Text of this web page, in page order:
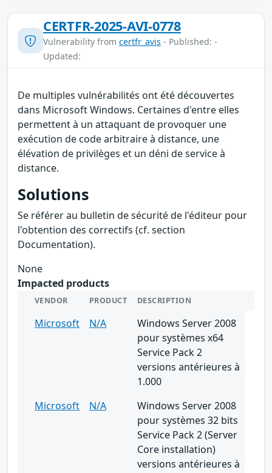
CERTFR-2025-AVI-0778
Vulnerability from certfr_avis - Published: -
Updated:
De multiples vulnérabilités ont été découvertes
dans Microsoft Windows. Certaines d'entre elles
permettent à un attaquant de provoquer une
exécution de code arbitraire à distance, une
élévation de privilèges et un déni de service à
distance.
Solutions
Se référer au bulletin de sécurité de l'éditeur pour
l'obtention des correctifs (cf. section
Documentation).
None
Impacted products
VENDOR PRODUCT DESCRIPTION
Microsoft N/A
Windows Server 2008
pour systèmes x64
Service Pack 2
versions antérieures à
1.000
Microsoft
N/A
Windows Server 2008
pour systèmes 32 bits
Service Pack 2 (Server
Core installation)
versions antérieures à